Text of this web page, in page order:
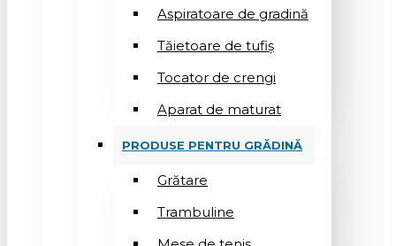
Aspiratoare de gradină
Tăietoare de tufiș
Tocator de crengi
Aparat de maturat
PRODUSE PENTRU GRĂDINĂ
Grătare
Trambuline